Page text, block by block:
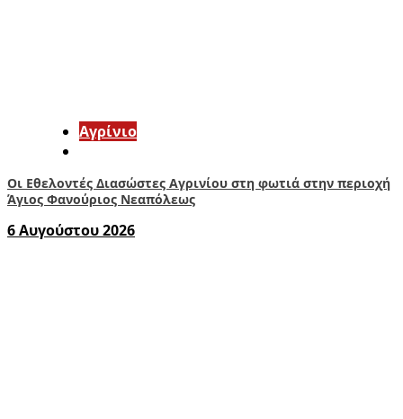
Aγρίνιο
Οι Εθελοντές Διασώστες Αγρινίου στη φωτιά στην περιοχή
Άγιος Φανούριος Νεαπόλεως
6 Αυγούστου 2026